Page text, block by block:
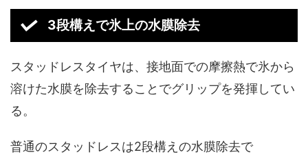
3段構えで氷上の水膜除去
スタッドレスタイヤは、接地面での摩擦熱で氷から
溶けた水膜を除去することでグリップを発揮してい
る。
普通のスタッドレスは2段構えの水膜除去で